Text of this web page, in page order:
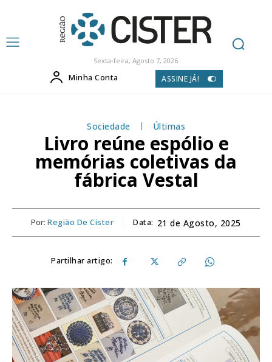
Sexta-feira, Agosto 7, 2026
Minha Conta ASSINE JÁ!
Sociedade Últimas
Livro reúne espólio e
memórias coletivas da
fábrica Vestal
Por: Região De Cister Data: 21 de Agosto, 2025
Partilhar artigo: